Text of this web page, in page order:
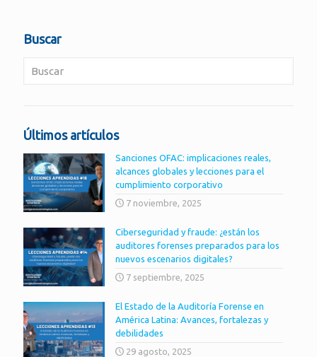
Buscar
Últimos artículos
Sanciones OFAC: implicaciones reales,
alcances globales y lecciones para el
cumplimiento corporativo
7 noviembre, 2025
Ciberseguridad y fraude: ¿están los
auditores forenses preparados para los
nuevos escenarios digitales?
7 septiembre, 2025
El Estado de la Auditoría Forense en
América Latina: Avances, fortalezas y
debilidades
29 agosto, 2025